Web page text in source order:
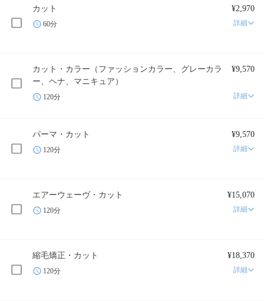
カット ¥2,970
60分 詳細
カット・カラー（ファッションカラー、グレーカラ
ー、ヘナ、マニキュア）
¥9,570
120分 詳細
パーマ・カット ¥9,570
120分 詳細
エアーウェーヴ・カット ¥15,070
120分 詳細
縮毛矯正・カット ¥18,370
120分 詳細